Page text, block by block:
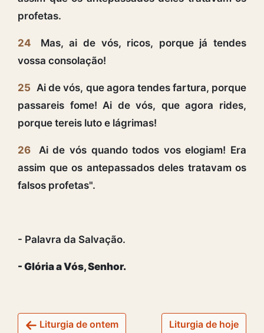
profetas.
24
Mas, ai de vós, ricos, porque já tendes
vossa consolação!
25 Ai de vós, que agora tendes fartura, porque
passareis fome! Ai de vós, que agora rides,
porque tereis luto e lágrimas!
26
Ai de vós quando todos vos elogiam! Era
assim que os antepassados deles tratavam os
falsos profetas".
- Palavra da Salvação.
- Glória a Vós, Senhor.
Liturgia de ontem Liturgia de hoje